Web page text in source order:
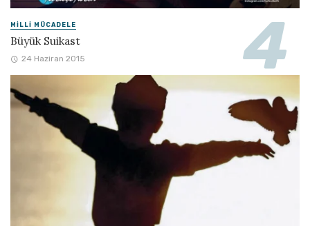
MILLI MÜCADELE
Büyük Suikast
24 Haziran 2015